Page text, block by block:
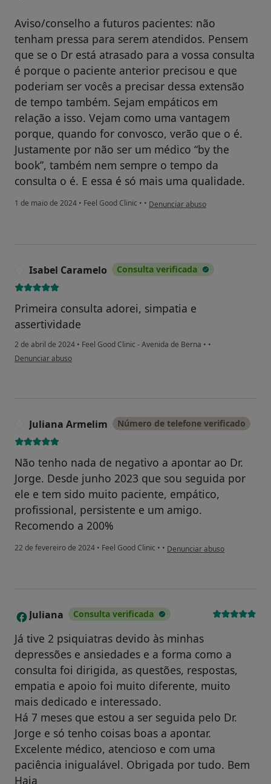
Aviso/conselho a futuros pacientes: não
tenham pressa para serem atendidos. Pensem
que se o Dr está atrasado para a vossa consulta
é porque o paciente anterior precisou e que
poderiam ser vocês a precisar dessa extensão
de tempo também. Sejam empáticos em
relação a isso. Vejam como uma vantagem
porque, quando for convosco, verão que o é.
Justamente por não ser um médico “by the
book”, também nem sempre o tempo da
consulta o é. E essa é só mais uma qualidade.
1 de maio de 2024 • Feel Good Clinic • • na opinião do utilizador DV
Denunciar abuso
Isabel Caramelo Consulta verificada
Primeira consulta adorei, simpatia e
assertividade
2 de abril de 2024 • Feel Good Clinic - Avenida de Berna • •
na opinião do utilizador Isabel Caramelo
Denunciar abuso
Juliana Armelim Número de telefone verificado
Não tenho nada de negativo a apontar ao Dr.
Jorge. Desde junho 2023 que sou seguida por
ele e tem sido muito paciente, empático,
profissional, persistente e um amigo.
Recomendo a 200%
22 de fevereiro de 2024 • Feel Good Clinic • • na opinião do utilizador
Denunciar abuso
J Juliana Consulta verificada
Já tive 2 psiquiatras devido às minhas
depressões e ansiedades e a forma como a
consulta foi dirigida, as questões, respostas,
empatia e apoio foi muito diferente, muito
mais dedicado e interessado.
Há 7 meses que estou a ser seguida pelo Dr.
Jorge e só tenho coisas boas a apontar.
Excelente médico, atencioso e com uma
paciência inigualável. Obrigada por tudo. Bem
Haja